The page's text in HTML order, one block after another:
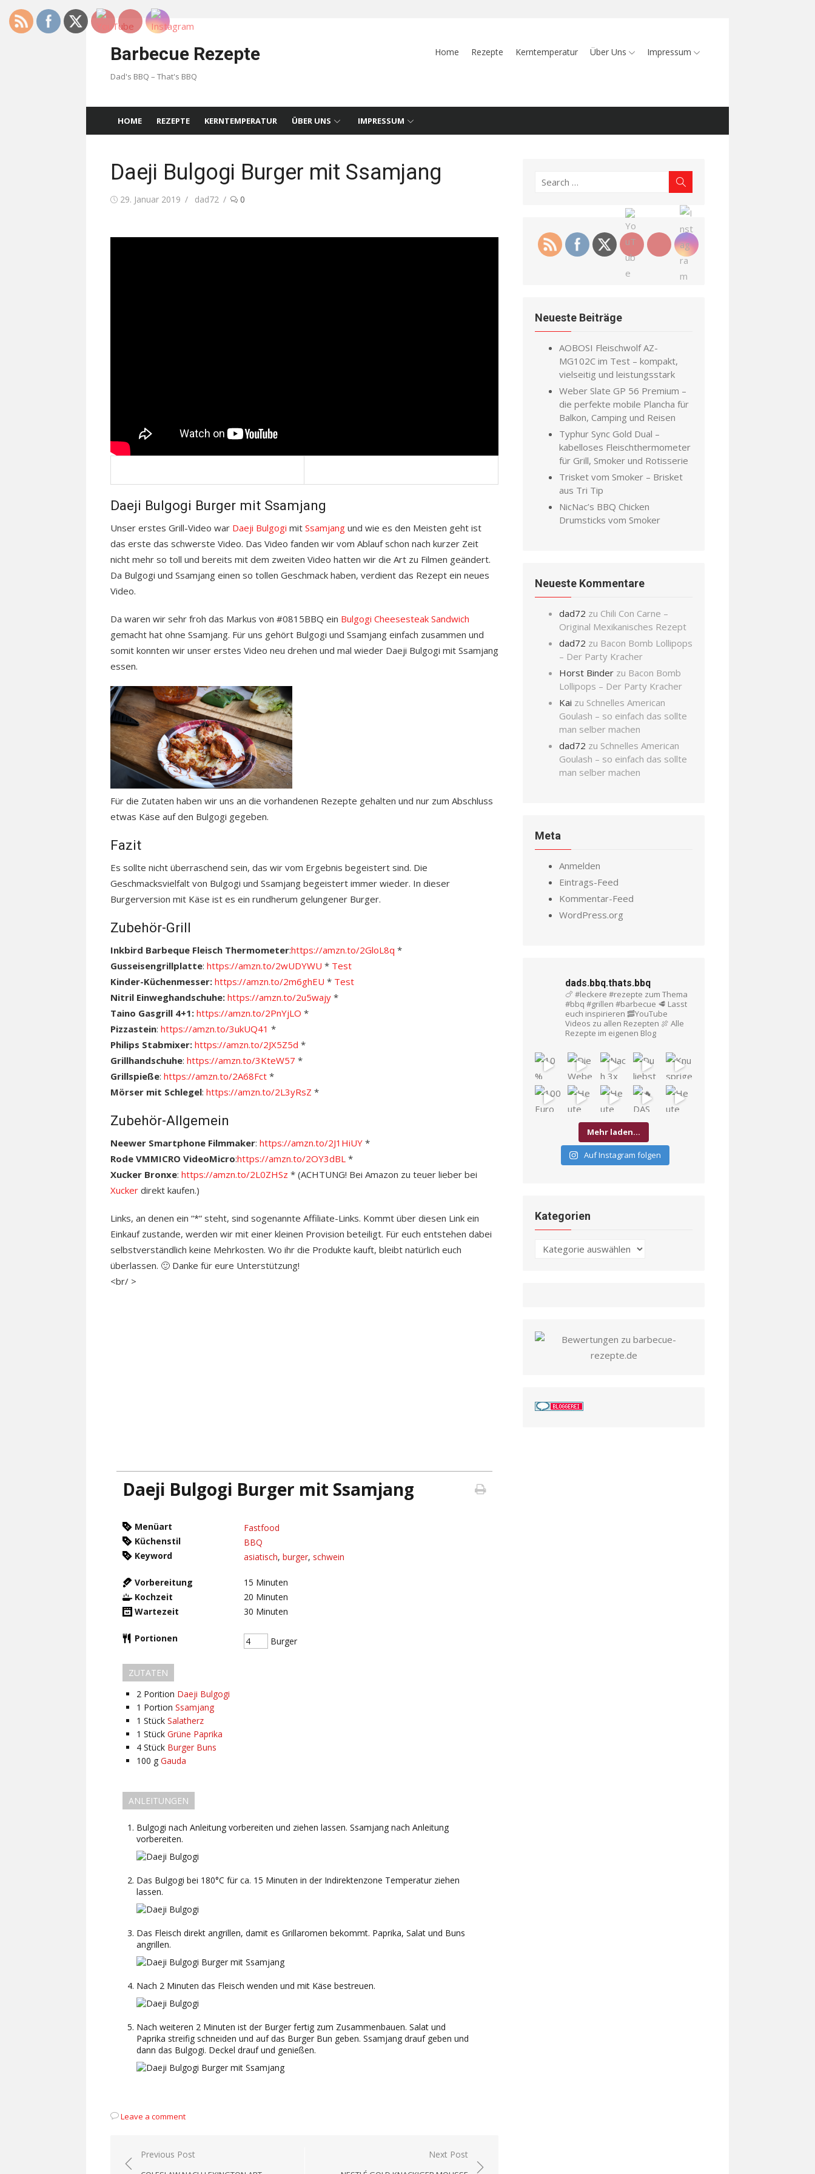
Skip
Barbecue Rezepte
Dad's BBQ – That's BBQ
Home Rezepte Kerntemperatur Über Uns Impressum
HOME REZEPTE KERNTEMPERATUR ÜBER UNS IMPRESSUM
Daeji Bulgogi Burger mit Ssamjang
Posted
29. Januar 2019 Author
dad72 0
Daeji Bulgogi Burger mit Ssamjang
Unser erstes Grill-Video war Daeji Bulgogi mit Ssamjang und wie es den Meisten geht ist
das erste das schwerste Video. Das Video fanden wir vom Ablauf schon nach kurzer Zeit
nicht mehr so toll und bereits mit dem zweiten Video hatten wir die Art zu Filmen geändert.
Da Bulgogi und Ssamjang einen so tollen Geschmack haben, verdient das Rezept ein neues
Video.
Da waren wir sehr froh das Markus von #0815BBQ ein Bulgogi Cheesesteak Sandwich
gemacht hat ohne Ssamjang. Für uns gehört Bulgogi und Ssamjang einfach zusammen und
somit konnten wir unser erstes Video neu drehen und mal wieder Daeji Bulgogi mit Ssamjang
essen.
Für die Zutaten haben wir uns an die vorhandenen Rezepte gehalten und nur zum Abschluss
etwas Käse auf den Bulgogi gegeben.
Fazit
Es sollte nicht überraschend sein, das wir vom Ergebnis begeistert sind. Die
Geschmacksvielfalt von Bulgogi und Ssamjang begeistert immer wieder. In dieser
Burgerversion mit Käse ist es ein rundherum gelungener Burger.
Zubehör-Grill
Inkbird Barbeque Fleisch Thermometer:https://amzn.to/2GloL8q *
Gusseisengrillplatte: https://amzn.to/2wUDYWU * Test
Kinder-Küchenmesser: https://amzn.to/2m6ghEU * Test
Nitril Einweghandschuhe: https://amzn.to/2u5wajy *
Taino Gasgrill 4+1: https://amzn.to/2PnYjLO *
Pizzastein: https://amzn.to/3ukUQ41 *
Philips Stabmixer: https://amzn.to/2JX5Z5d *
Grillhandschuhe: https://amzn.to/3KteW57 *
Grillspieße: https://amzn.to/2A68Fct *
Mörser mit Schlegel: https://amzn.to/2L3yRsZ *
Zubehör-Allgemein
Neewer Smartphone Filmmaker: https://amzn.to/2J1HiUY *
Rode VMMICRO VideoMicro:https://amzn.to/2OY3dBL *
Xucker Bronxe: https://amzn.to/2L0ZHSz * (ACHTUNG! Bei Amazon zu teuer lieber bei
Xucker direkt kaufen.)
Links, an denen ein “*“ steht, sind sogenannte Affiliate-Links. Kommt über diesen Link ein
Einkauf zustande, werden wir mit einer kleinen Provision beteiligt. Für euch entstehen dabei
selbstverständlich keine Mehrkosten. Wo ihr die Produkte kauft, bleibt natürlich euch
überlassen. 🙂 Danke für eure Unterstützung!
<br/ >
Daeji Bulgogi Burger mit Ssamjang
Menüart
Fastfood
Küchenstil
BBQ
Keyword
asiatisch, burger, schwein
Vorbereitung 15 Minuten
Kochzeit
20 Minuten
Wartezeit
30 Minuten
Portionen Burger
ZUTATEN
2 Porition Daeji Bulgogi
1 Portion Ssamjang
1 Stück Salatherz
1 Stück Grüne Paprika
4 Stück Burger Buns
100 g Gauda
ANLEITUNGEN
Bulgogi nach Anleitung vorbereiten und ziehen lassen. Ssamjang nach Anleitung
vorbereiten.
Das Bulgogi bei 180°C für ca. 15 Minuten in der Indirektenzone Temperatur ziehen
lassen.
Das Fleisch direkt angrillen, damit es Grillaromen bekommt. Paprika, Salat und Buns
angrillen.
Nach 2 Minuten das Fleisch wenden und mit Käse bestreuen.
Nach weiteren 2 Minuten ist der Burger fertig zum Zusammenbauen. Salat und
Paprika streifig schneiden und auf das Burger Bun geben. Ssamjang drauf geben und
dann das Bulgogi. Deckel drauf und genießen.
Leave a comment
Beitragsnavigation
Previous Post Next Post
Search
Neueste Beiträge
AOBOSI Fleischwolf AZ-
MG102C im Test – kompakt,
vielseitig und leistungsstark
Weber Slate GP 56 Premium –
die perfekte mobile Plancha für
Balkon, Camping und Reisen
Typhur Sync Gold Dual –
kabelloses Fleischthermometer
für Grill, Smoker und Rotisserie
Trisket vom Smoker – Brisket
aus Tri Tip
NicNac’s BBQ Chicken
Drumsticks vom Smoker
Neueste Kommentare
dad72 zu Chili Con Carne –
Original Mexikanisches Rezept
dad72 zu Bacon Bomb Lollipops
– Der Party Kracher
Horst Binder zu Bacon Bomb
Lollipops – Der Party Kracher
Kai zu Schnelles American
Goulash – so einfach das sollte
man selber machen
dad72 zu Schnelles American
Goulash – so einfach das sollte
man selber machen
Meta
Anmelden
Eintrags-Feed
Kommentar-Feed
WordPress.org
dads.bbq.thats.bbq
🍗 #leckere #rezepte zum Thema
#bbq #grillen #barbecue 🥩 Lasst
euch inspirieren 🥓YouTube
Videos zu allen Rezepten 🍖 Alle
Rezepte im eigenen Blog
Mehr laden…
Auf Instagram folgen
Kategorien
Kategorien